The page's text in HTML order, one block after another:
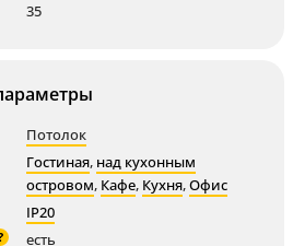
35
Потолок
Гостиная, над кухонным
островом, Кафе, Кухня,Офис
IP20
есть